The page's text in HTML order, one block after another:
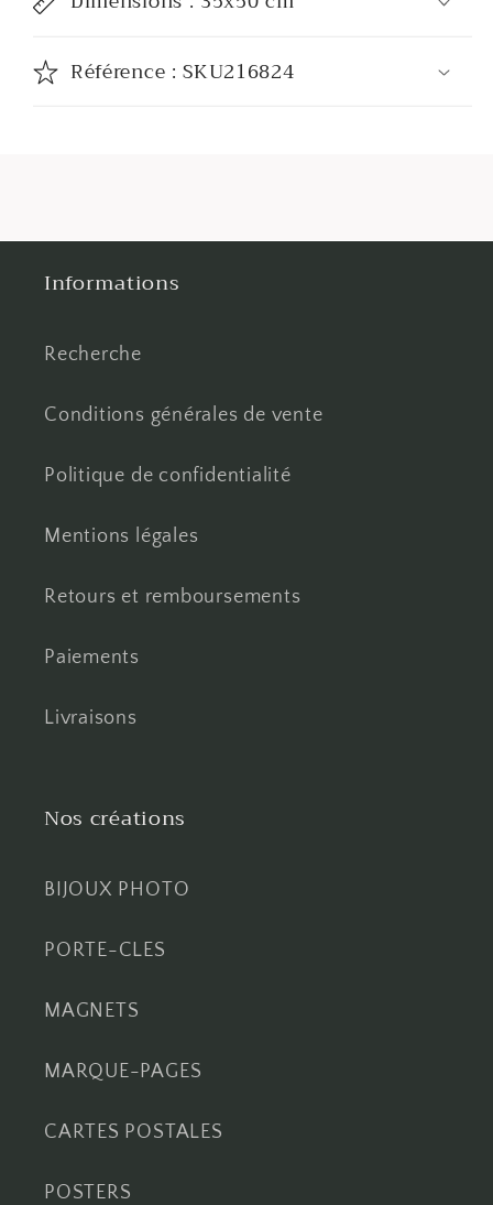
Référence : SKU216824
Informations
Recherche
Conditions générales de vente
Politique de confidentialité
Mentions légales
Retours et remboursements
Paiements
Livraisons
Nos créations
BIJOUX PHOTO
PORTE-CLES
MAGNETS
MARQUE-PAGES
CARTES POSTALES
POSTERS